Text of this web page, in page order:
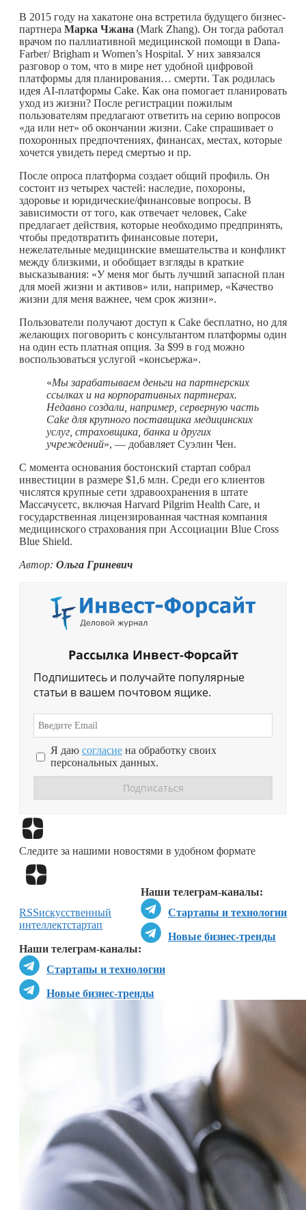
В 2015 году на хакатоне она встретила будущего бизнес-
партнера Марка Чжана (Mark Zhang). Он тогда работал
врачом по паллиативной медицинской помощи в Dana-
Farber/ Brigham и Women’s Hospital. У них завязался
разговор о том, что в мире нет удобной цифровой
платформы для планирования… смерти. Так родилась
идея AI-платформы Cake. Как она помогает планировать
уход из жизни? После регистрации пожилым
пользователям предлагают ответить на серию вопросов
«да или нет» об окончании жизни. Cake спрашивает о
похоронных предпочтениях, финансах, местах, которые
хочется увидеть перед смертью и пр.
После опроса платформа создает общий профиль. Он
состоит из четырех частей: наследие, похороны,
здоровье и юридические/финансовые вопросы. В
зависимости от того, как отвечает человек, Cake
предлагает действия, которые необходимо предпринять,
чтобы предотвратить финансовые потери,
нежелательные медицинские вмешательства и конфликт
между близкими, и обобщает взгляды в краткие
высказывания: «У меня мог быть лучший запасной план
для моей жизни и активов» или, например, «Качество
жизни для меня важнее, чем срок жизни».
Пользователи получают доступ к Cake бесплатно, но для
желающих поговорить с консультантом платформы один
на один есть платная опция. За $99 в год можно
воспользоваться услугой «консьержа».
«Мы зарабатываем деньги на партнерских
ссылках и на корпоративных партнерах.
Недавно создали, например, серверную часть
Cake для крупного поставщика медицинских
услуг, страховщика, банка и других
учреждений», — добавляет Суэлин Чен.
С момента основания бостонский стартап собрал
инвестиции в размере $1,6 млн. Среди его клиентов
числятся крупные сети здравоохранения в штате
Массачусетс, включая Harvard Pilgrim Health Care, и
государственная лицензированная частная компания
медицинского страхования при Ассоциации Blue Cross
Blue Shield.
Автор: Ольга Гриневич
Рассылка Инвест-Форсайт
Подпишитесь и получайте популярные
статьи в вашем почтовом ящике.
Я даю согласие на обработку своих
персональных данных.
Следите за нашими новостями в удобном формате
Наши телеграм-каналы:
Стартапы и технологии
Новые бизнес-тренды
Наши телеграм-каналы:
Стартапы и технологии
Новые бизнес-тренды
RSSискусственный
интеллектстартап